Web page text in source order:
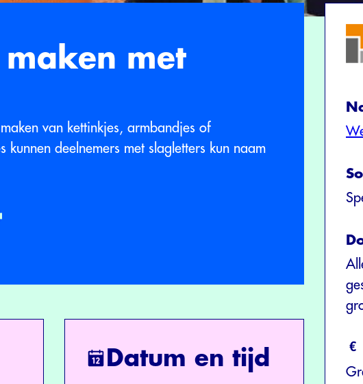
maken met
van kettinkjes, armbandjes of
kunnen deelnemers met slagletters kun naam
Datum en tijd